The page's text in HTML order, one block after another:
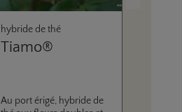
hybride de thé
Tiamo®
Au port érigé, hybride de